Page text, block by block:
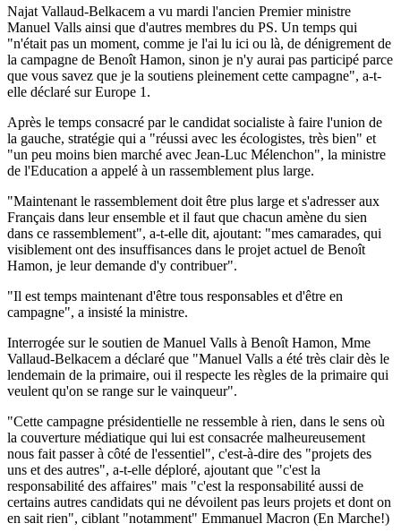
Najat Vallaud-Belkacem a vu mardi l'ancien Premier ministre
Manuel Valls ainsi que d'autres membres du PS. Un temps qui
"n'était pas un moment, comme je l'ai lu ici ou là, de dénigrement de
la campagne de Benoît Hamon, sinon je n'y aurai pas participé parce
que vous savez que je la soutiens pleinement cette campagne", a-t-
elle déclaré sur Europe 1.
Après le temps consacré par le candidat socialiste à faire l'union de
la gauche, stratégie qui a "réussi avec les écologistes, très bien" et
"un peu moins bien marché avec Jean-Luc Mélenchon", la ministre
de l'Education a appelé à un rassemblement plus large.
"Maintenant le rassemblement doit être plus large et s'adresser aux
Français dans leur ensemble et il faut que chacun amène du sien
dans ce rassemblement", a-t-elle dit, ajoutant: "mes camarades, qui
visiblement ont des insuffisances dans le projet actuel de Benoît
Hamon, je leur demande d'y contribuer".
"Il est temps maintenant d'être tous responsables et d'être en
campagne", a insisté la ministre.
Interrogée sur le soutien de Manuel Valls à Benoît Hamon, Mme
Vallaud-Belkacem a déclaré que "Manuel Valls a été très clair dès le
lendemain de la primaire, oui il respecte les règles de la primaire qui
veulent qu'on se range sur le vainqueur".
"Cette campagne présidentielle ne ressemble à rien, dans le sens où
la couverture médiatique qui lui est consacrée malheureusement
nous fait passer à côté de l'essentiel", c'est-à-dire des "projets des
uns et des autres", a-t-elle déploré, ajoutant que "c'est la
responsabilité des affaires" mais "c'est la responsabilité aussi de
certains autres candidats qui ne dévoilent pas leurs projets et dont on
en sait rien", ciblant "notamment" Emmanuel Macron (En Marche!)